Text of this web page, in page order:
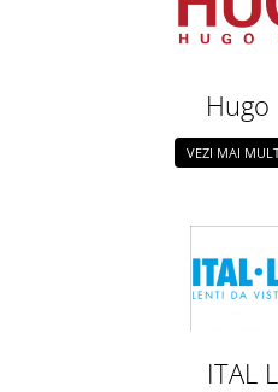
Hugo
VEZI MAI
ITAL